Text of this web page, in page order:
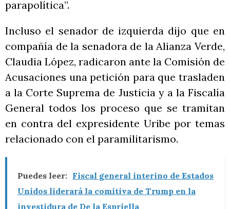
parapolítica”.
Incluso el senador de izquierda dijo que en
compañía de la senadora de la Alianza Verde,
Claudia López, radicaron ante la Comisión de
Acusaciones una petición para que trasladen
a la Corte Suprema de Justicia y a la Fiscalía
General todos los proceso que se tramitan
en contra del expresidente Uribe por temas
relacionado con el paramilitarismo.
Puedes leer: Fiscal general interino de Estados
Unidos liderará la comitiva de Trump en la
investidura de De la Espriella